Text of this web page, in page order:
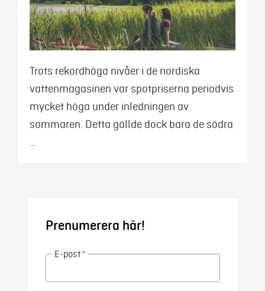
Trots rekordhöga nivåer i de nordiska
vattenmagasinen var spotpriserna periodvis
mycket höga under inledningen av
sommaren. Detta gällde dock bara de södra
…
Prenumerera här!
E-post*